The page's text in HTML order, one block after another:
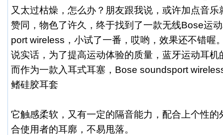
又太过枯燥，怎么办？朋友跟我说，或许加点音乐
赞同，物色了许久，终于找到了一款无线Bose运
port wireless，小试了一番，哎哟，效果还不错喔
说实话，为了提高运动体验的质量，蓝牙运动耳机
而作为一款入耳式耳塞，Bose soundsport
鳍硅胶耳套
它触感柔软，又有一定的隔音能力，配合上个性的
合使用者的耳廓，不易甩落。